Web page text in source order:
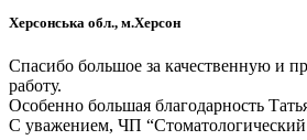
Херсонська обл., м.Херсон
Спасибо большое за качественную и
работу.
Особенно большая благодарность
С уважением, ЧП